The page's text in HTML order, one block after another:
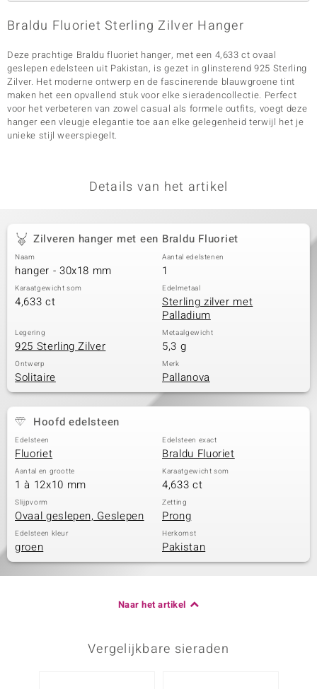
Braldu Fluoriet Sterling Zilver Hanger
Deze prachtige Braldu fluoriet hanger, met een 4,633 ct ovaal
geslepen edelsteen uit Pakistan, is gezet in glinsterend 925 Sterling
Zilver. Het moderne ontwerp en de fascinerende blauwgroene tint
maken het een opvallend stuk voor elke sieradencollectie. Perfect
voor het verbeteren van zowel casual als formele outfits, voegt deze
hanger een vleugje elegantie toe aan elke gelegenheid terwijl het je
unieke stijl weerspiegelt.
Details van het artikel
Zilveren hanger met een Braldu Fluoriet
Naam
hanger - 30x18 mm
Aantal edelstenen
1
Karaatgewicht som
4,633 ct
Edelmetaal
Sterling zilver met
Palladium
Legering
925 Sterling Zilver
Metaalgewicht
5,3 g
Ontwerp
Solitaire
Merk
Pallanova
Hoofd edelsteen
Edelsteen
Fluoriet
Edelsteen exact
Braldu Fluoriet
Aantal en grootte
1 à 12x10 mm
Karaatgewicht som
4,633 ct
Slijpvorm
Ovaal geslepen, Geslepen
Zetting
Prong
Edelsteen kleur
groen
Herkomst
Pakistan
Naar het artikel
Vergelijkbare sieraden